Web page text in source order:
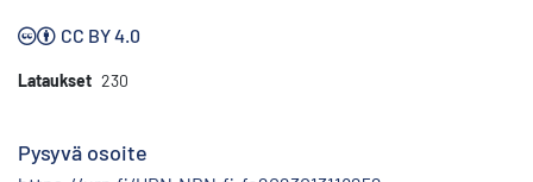
CC BY 4.0
Lataukset 230
Pysyvä osoite